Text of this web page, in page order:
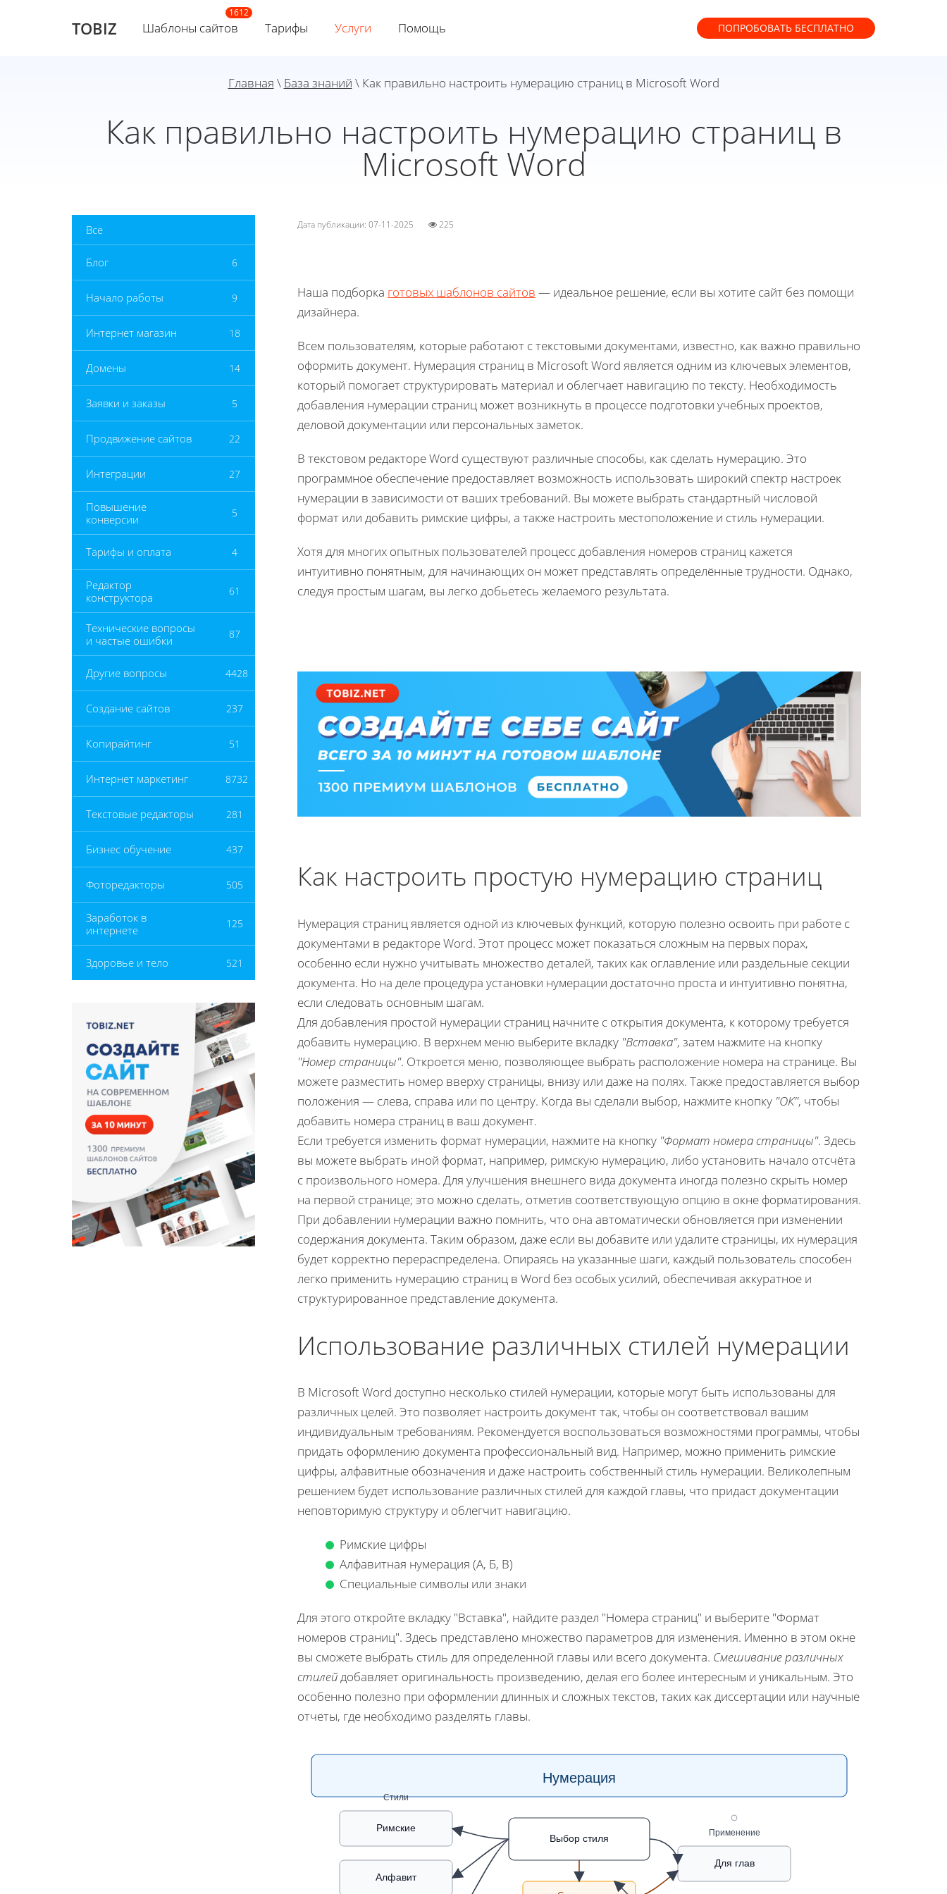
TOBIZ Шаблоны сайтов Тарифы Услуги Помощь ПОПРОБОВАТЬ БЕСПЛАТНО
Главная \ База знаний \ Как правильно настроить нумерацию страниц в Microsoft Word
Как правильно настроить нумерацию страниц в
Microsoft Word
Все
Блог 6
Начало работы 9
Интернет магазин 18
Домены 14
Заявки и заказы 5
Продвижение сайтов 22
Интеграции 27
Повышение
конверсии
5
Тарифы и оплата 4
Редактор
конструктора
61
Технические вопросы
и частые ошибки
87
Другие вопросы 4428
Создание сайтов 237
Копирайтинг 51
Интернет маркетинг 8732
Текстовые редакторы 281
Бизнес обучение 437
Фоторедакторы 505
Заработок в
интернете
125
Здоровье и тело 521
Дата публикации: 07-11-2025 225
Наша подборка готовых шаблонов сайтов — идеальное решение, если вы хотите сайт без помощи
дизайнера.
Всем пользователям, которые работают с текстовыми документами, известно, как важно правильно
оформить документ. Нумерация страниц в Microsoft Word является одним из ключевых элементов,
который помогает структурировать материал и облегчает навигацию по тексту. Необходимость
добавления нумерации страниц может возникнуть в процессе подготовки учебных проектов,
деловой документации или персональных заметок.
В текстовом редакторе Word существуют различные способы, как сделать нумерацию. Это
программное обеспечение предоставляет возможность использовать широкий спектр настроек
нумерации в зависимости от ваших требований. Вы можете выбрать стандартный числовой
формат или добавить римские цифры, а также настроить местоположение и стиль нумерации.
Хотя для многих опытных пользователей процесс добавления номеров страниц кажется
интуитивно понятным, для начинающих он может представлять определённые трудности. Однако,
следуя простым шагам, вы легко добьетесь желаемого результата.
Как настроить простую нумерацию страниц
Нумерация страниц является одной из ключевых функций, которую полезно освоить при работе с
документами в редакторе Word. Этот процесс может показаться сложным на первых порах,
особенно если нужно учитывать множество деталей, таких как оглавление или раздельные секции
документа. Но на деле процедура установки нумерации достаточно проста и интуитивно понятна,
если следовать основным шагам.
Для добавления простой нумерации страниц начните с открытия документа, к которому требуется
добавить нумерацию. В верхнем меню выберите вкладку "Вставка", затем нажмите на кнопку
"Номер страницы". Откроется меню, позволяющее выбрать расположение номера на странице. Вы
можете разместить номер вверху страницы, внизу или даже на полях. Также предоставляется выбор
положения — слева, справа или по центру. Когда вы сделали выбор, нажмите кнопку "ОК", чтобы
добавить номера страниц в ваш документ.
Если требуется изменить формат нумерации, нажмите на кнопку "Формат номера страницы". Здесь
вы можете выбрать иной формат, например, римскую нумерацию, либо установить начало отсчёта
с произвольного номера. Для улучшения внешнего вида документа иногда полезно скрыть номер
на первой странице; это можно сделать, отметив соответствующую опцию в окне форматирования.
При добавлении нумерации важно помнить, что она автоматически обновляется при изменении
содержания документа. Таким образом, даже если вы добавите или удалите страницы, их нумерация
будет корректно перераспределена. Опираясь на указанные шаги, каждый пользователь способен
легко применить нумерацию страниц в Word без особых усилий, обеспечивая аккуратное и
структурированное представление документа.
Использование различных стилей нумерации
В Microsoft Word доступно несколько стилей нумерации, которые могут быть использованы для
различных целей. Это позволяет настроить документ так, чтобы он соответствовал вашим
индивидуальным требованиям. Рекомендуется воспользоваться возможностями программы, чтобы
придать оформлению документа профессиональный вид. Например, можно применить римские
цифры, алфавитные обозначения и даже настроить собственный стиль нумерации. Великолепным
решением будет использование различных стилей для каждой главы, что придаст документации
неповторимую структуру и облегчит навигацию.
Римские цифры
Алфавитная нумерация (А, Б, В)
Специальные символы или знаки
Для этого откройте вкладку "Вставка", найдите раздел "Номера страниц" и выберите "Формат
номеров страниц". Здесь представлено множество параметров для изменения. Именно в этом окне
вы сможете выбрать стиль для определенной главы или всего документа. Смешивание различных
стилейдобавляет оригинальность произведению, делая его более интересным и уникальным. Это
особенно полезно при оформлении длинных и сложных текстов, таких как диссертации или научные
отчеты, где необходимо разделять главы.
Нумерация
Выбор стиля
Римские
Алфавит
Для глав
Стили
Применение